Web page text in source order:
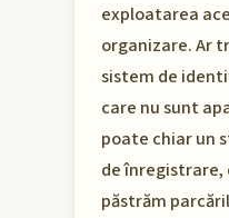
exploatarea
organizare. Ar
sistem de
care nu sunt
poate chiar un
de înregistrare,
păstrăm